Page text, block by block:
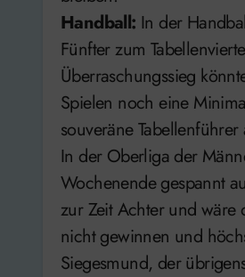
Handball: In der
Fünfter zum
Überraschungssieg
Spielen noch eine
souveräne
In der Oberliga der
Wochenende gespannt
zur Zeit Achter und
nicht gewinnen und
Siegesmund, der